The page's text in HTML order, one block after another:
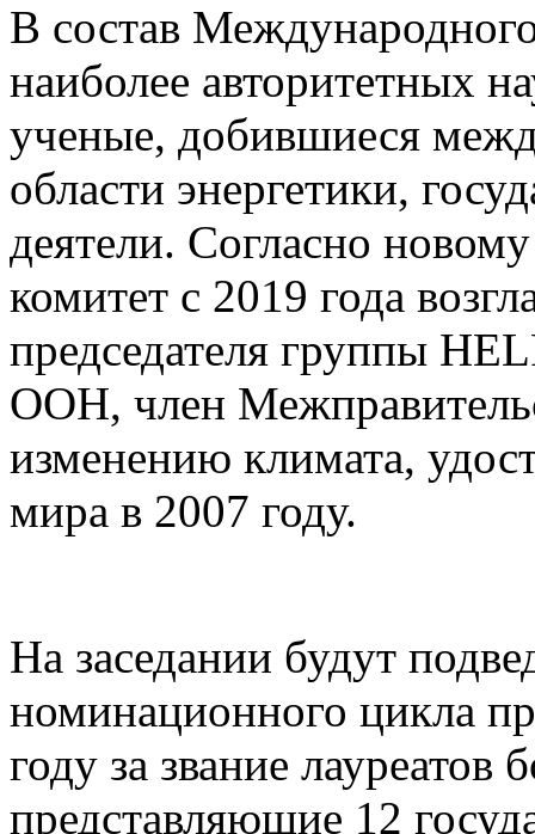
В состав
наиболее авторитетных
ученые, добившиеся
области энергетики,
деятели. Согласно
комитет с 2019 года
председателя группы
ООН, член
изменению климата,
мира в 2007 году.
На заседании будут
номинационного цикла
году за звание лауреатов
представляющие 12